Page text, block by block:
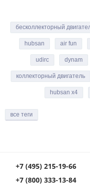
бесколлекторный
hubsan air fun
udirc dynam
коллекторный двигатель
hubsan x4
все теги
+7 (495) 215-19-66
+7 (800) 333-13-84